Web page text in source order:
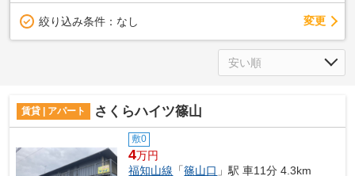
絞り込み条件： なし 変更
賃貸 | アパート さくらハイツ篠山
敷0
4万円
福知山線 「篠山口 」駅 車11分 4.3km